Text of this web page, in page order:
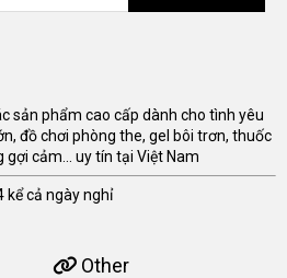
sản phẩm cao cấp dành cho tình yêu
đồ chơi phòng the, gel bôi trơn, thuốc
cảm... uy tín tại Việt Nam
kể cả ngày nghỉ
Other